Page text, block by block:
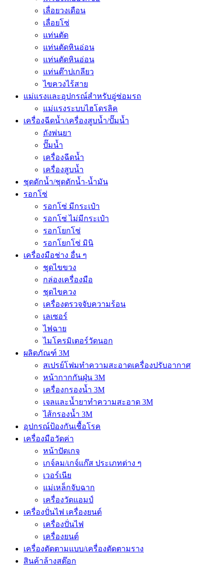
เลื่อยวงเดือน
เลื่อยโซ่
แท่นตัด
แท่นตัดหินอ่อน
แท่นตัดหินอ่อน
แท่นต๊าปเกลียว
ไขควงไร้สาย
แม่แรงและอุปกรณ์สำหรับอู่ซ่อมรถ
แม่แรงระบบไฮโดรลิค
เครื่องฉีดน้ำ/เครื่องสูบน้ำ/ปั๊มน้ำ
ถังพ่นยา
ปั๊มน้ำ
เครื่องฉีดน้ำ
เครื่องสูบน้ำ
ชุดดักน้ำ/ชุดดักน้ำ-น้ำมัน
รอกโซ่
รอกโซ่ มีกระเป๋า
รอกโซ่ ไม่มีกระเป๋า
รอกโยกโซ่
รอกโยกโซ่ มินิ
เครื่องมือช่าง อื่น ๆ
ชุดไขขวง
กล่องเครื่องมือ
ชุดไขควง
เครื่องตรวจจับความร้อน
เลเซอร์
ไฟฉาย
ไมโครมิเตอร์วัดนอก
ผลิตภัณฑ์ 3M
สเปรย์โฟมทำความสะอาดเครื่องปรับอากาศ
หน้ากากกันฝุ่น 3M
เครื่องกรองน้ำ 3M
เจลและน้ำยาทำความสะอาด 3M
ไส้กรองน้ำ 3M
อุปกรณ์ป้องกันเชื้อโรค
เครื่องมือวัดค่า
หน้าปัดเกจ
เกจ์ลม/เกจ์แก๊ส ประเภทต่าง ๆ
เวอร์เนีย
แม่เหล็กจับฉาก
เครื่องวัดแอมป์
เครื่องปั่นไฟ เครื่องยนต์
เครื่องปั่นไฟ
เครื่องยนต์
เครื่องตัดตามแบบ/เครื่องตัดตามราง
สินค้าล้างสต๊อก